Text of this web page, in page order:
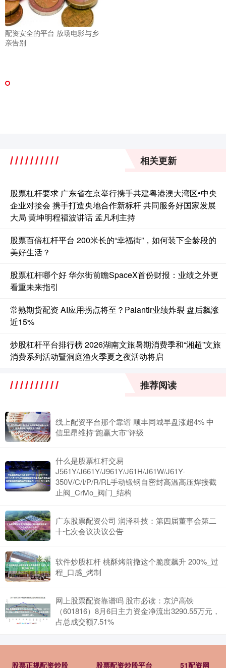
配资安全的平台 放场电影与乡
亲告别
相关更新
股票杠杆要求 广东省在京举行携手共建粤港澳大湾区•中央
企业对接会 携手打造央地合作新标杆 共同服务好国家发展
大局 黄坤明程福波讲话 孟凡利主持
股票百倍杠杆平台 200米长的“幸福街”，如何装下全龄段的
美好生活？
股票杠杆哪个好 华尔街前瞻SpaceX首份财报：业绩之外更
看重未来指引
常熟期货配资 AI应用拐点将至？Palantir业绩炸裂 盘后飙涨
近15%
炒股杠杆平台排行榜 2026湖南文旅暑期消费季和“湘超”文旅
消费系列活动暨洞庭渔火季夏之夜活动将启
推荐阅读
线上配资平台那个靠谱 顺丰同城早盘涨超4% 中
信里昂维持“跑赢大市”评级
什么是股票杠杆交易
J561Y/J661Y/J961Y/J61H/J61W/J61Y-
350V/C/I/P/R/RL手动锻钢自密封高温高压焊接截
止阀_CrMo_阀门_结构
广东股票配资公司 润泽科技：第四届董事会第二
十七次会议决议公告
软件炒股杠杆 桃酥烤前撒这个脆度飙升 200%_过
程_口感_烤制
网上股票配资靠谱吗 股市必读：京沪高铁
（601816）8月6日主力资金净流出3290.55万元，
占总成交额7.51%
股票正规配资炒股 股票配资炒股平台 51配资网